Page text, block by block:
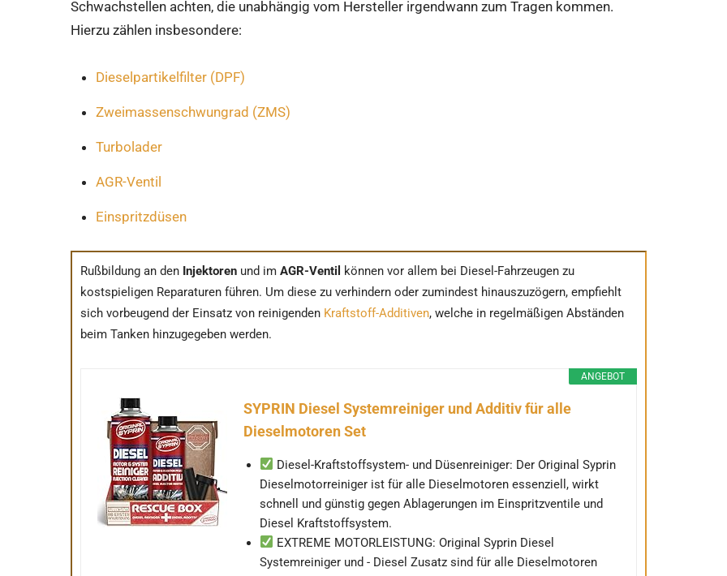
Schwachstellen achten, die unabhängig vom Hersteller irgendwann zum Tragen kommen.
Hierzu zählen insbesondere:
Dieselpartikelfilter (DPF)
Zweimassenschwungrad (ZMS)
Turbolader
AGR-Ventil
Einspritzdüsen
Rußbildung an den Injektoren und im AGR-Ventil
können vor allem bei Diesel-Fahrzeugen zu
kostspieligen Reparaturen führen. Um diese zu verhindern oder zumindest hinauszuzögern, empfiehlt
sich vorbeugend der Einsatz von reinigenden Kraftstoff-Additiven, welche in regelmäßigen Abständen
beim Tanken hinzugegeben werden.
ANGEBOT
SYPRIN Diesel Systemreiniger und Additiv für alle
Dieselmotoren Set
Diesel-Kraftstoffsystem- und Düsenreiniger: Der Original Syprin
Dieselmotorreiniger ist für alle Dieselmotoren essenziell, wirkt
schnell und günstig gegen Ablagerungen im Einspritzventile und
Diesel Kraftstoffsystem.
EXTREME MOTORLEISTUNG: Original Syprin Diesel
Systemreiniger und - Diesel Zusatz sind für alle Dieselmotoren